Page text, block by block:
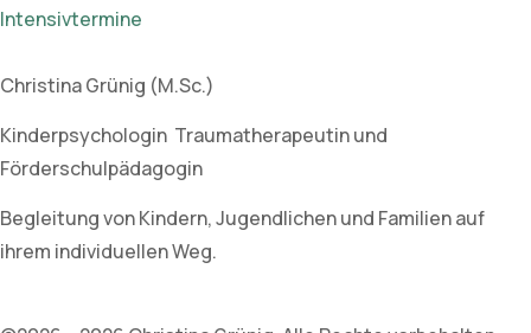
Intensivtermine
Christina Grünig (M.Sc.)
Kinderpsychologin Traumatherapeutin und
Förderschulpädagogin
Begleitung von Kindern, Jugendlichen und Familien auf
ihrem individuellen Weg.